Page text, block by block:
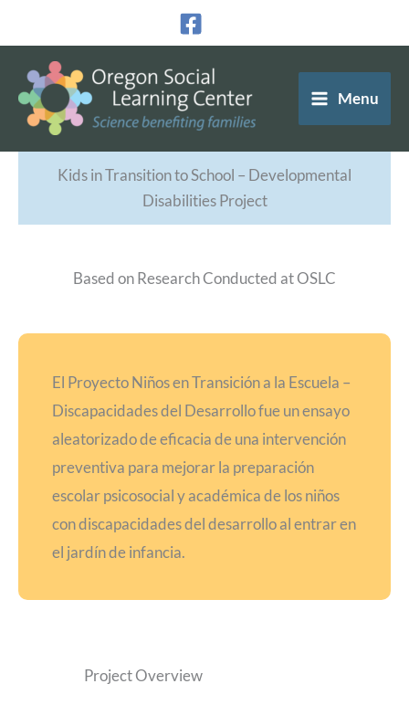
contenido
Menu
Kids in Transition to School – Developmental
Disabilities Project
Based on Research Conducted at OSLC
El Proyecto Niños en Transición a la Escuela –
Discapacidades del Desarrollo fue un ensayo
aleatorizado de eficacia de una intervención
preventiva para mejorar la preparación
escolar psicosocial y académica de los niños
con discapacidades del desarrollo al entrar en
el jardín de infancia.
Project Overview